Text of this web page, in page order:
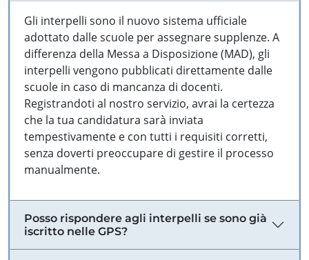
Gli interpelli sono il nuovo sistema ufficiale
adottato dalle scuole per assegnare supplenze. A
differenza della Messa a Disposizione (MAD), gli
interpelli vengono pubblicati direttamente dalle
scuole in caso di mancanza di docenti.
Registrandoti al nostro servizio, avrai la certezza
che la tua candidatura sarà inviata
tempestivamente e con tutti i requisiti corretti,
senza doverti preoccupare di gestire il processo
manualmente.
Posso rispondere agli interpelli se sono già
iscritto nelle GPS?